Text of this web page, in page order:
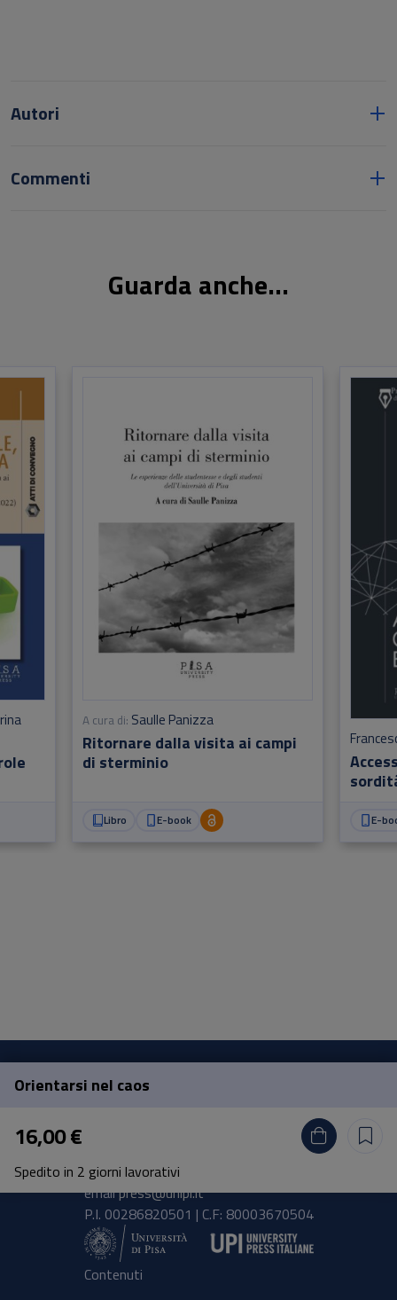
Autori
Commenti
Guarda anche...
Ritornare dalla visita ai campi
di sterminio
A cura di: Saulle Panizza
Libro E-book E-
Orientarsi nel caos
16,00 €
Spedito in 2 giorni lavorativi
Pisa University Press
Lungarno Pacinotti 43/44 56126 Pisa
tel.+39 050 2212056
emailpress@unipi.it
P.I. 00286820501 | C.F: 80003670504
Contenuti